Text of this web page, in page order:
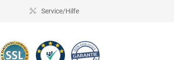
Service/Hilfe